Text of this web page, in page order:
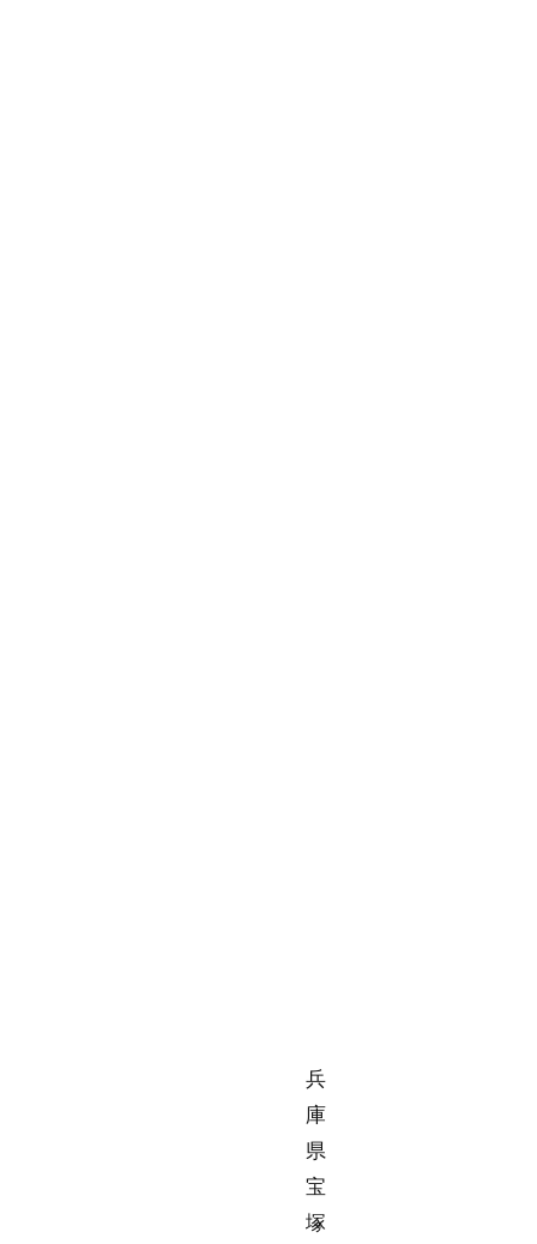
兵
庫
県
宝
塚